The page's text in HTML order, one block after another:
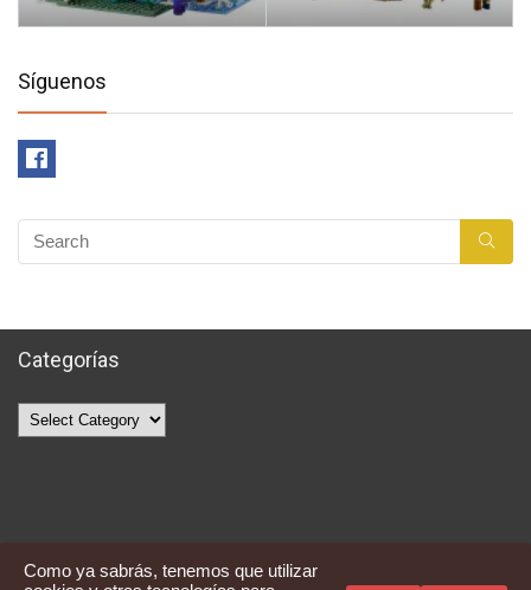
Síguenos
Categorías
Categorías
Como ya sabrás, tenemos que utilizar